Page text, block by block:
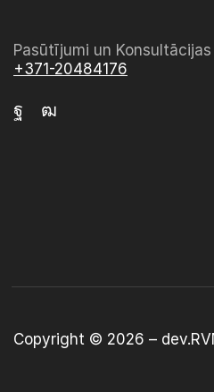
Pasūtījumi un Konsultācijas
+371-20484176
Copyright © 2026 –